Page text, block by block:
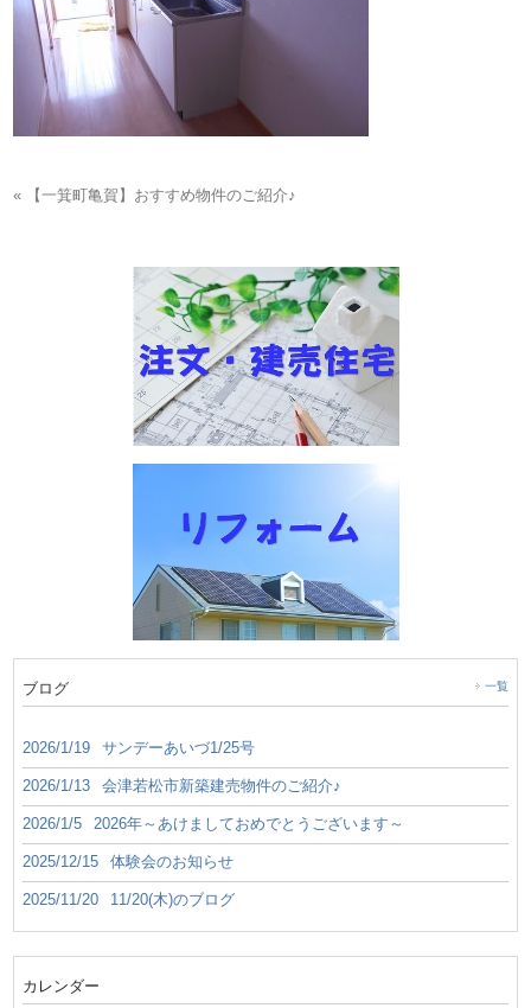
« 【一箕町亀賀】おすすめ物件のご紹介♪
ブログ 一覧
2026/1/19 サンデーあいづ1/25号
2026/1/13 会津若松市新築建売物件のご紹介♪
2026/1/5 2026年～あけましておめでとうございます～
2025/12/15 体験会のお知らせ
2025/11/20 11/20(木)のブログ
カレンダー